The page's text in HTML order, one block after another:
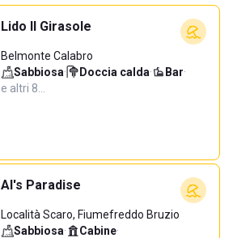
Lido Il Girasole
Belmonte Calabro
Sabbiosa· Doccia calda· Bar·
e altri 8…
Al's Paradise
Località Scaro, Fiumefreddo Bruzio
Sabbiosa· Cabine·